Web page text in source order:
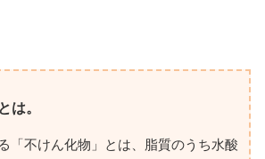
は。
「不けん化物」とは、脂質のうち水酸